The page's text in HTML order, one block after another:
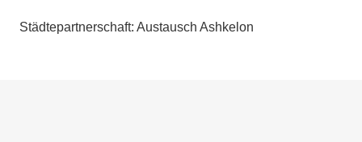
Städtepartnerschaft: Austausch Ashkelon